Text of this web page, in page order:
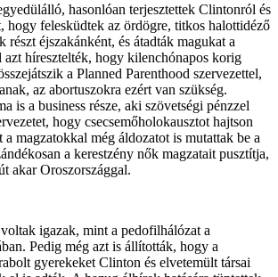
hasonlóan terjesztettek Clintonról és
hogy felesküdtek az ördögre, titkos halottidéző
részt éjszakánként, és átadták magukat a
azt híresztelték, hogy kilenchónapos korig
a Planned Parenthood szervezettel,
az abortuszokra ezért van szükség.
is a business része, aki szövetségi pénzzel
hogy csecsemőholokausztot hajtson
magzatokkal még áldozatot is mutattak be a
a kerestzény nők magzatait pusztítja,
akar Oroszországgal.
igazak, mint a pedofilhálózat a
Pedig még azt is állították, hogy a
gyerekeket Clinton és elvetemült társai